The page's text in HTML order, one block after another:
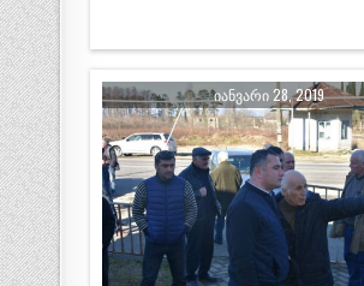
ᲘᲐᲜᲕᲐᲠᲘ 28, 2019